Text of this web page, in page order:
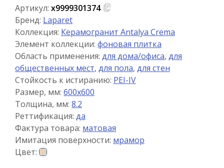
Артикул: х9999301374
Бренд: Laparet
Коллекция: Керамогранит Antalya Crema
Элемент коллекции: фоновая плитка
Область применения: для дома/офиса, для
общественных мест, для пола, для стен
Стойкость к истиранию: PEI-IV
Размер, мм: 600x600
Толщина, мм: 8.2
Реттификация: да
Фактура товара: матовая
Имитация поверхности: мрамор
Цвет: